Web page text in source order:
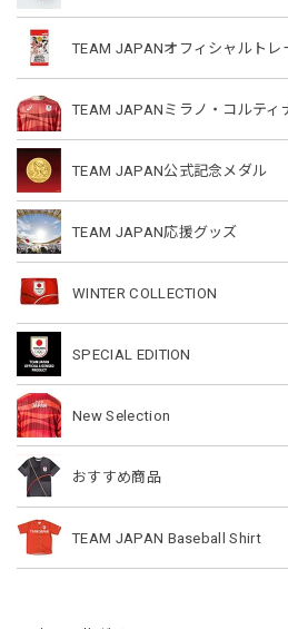
TEAM JAPANオフィシャルトレ
TEAM JAPANミラノ・コルティ
TEAM JAPAN公式記念メダル
TEAM JAPAN応援グッズ
WINTER COLLECTION
SPECIAL EDITION
New Selection
おすすめ商品
TEAM JAPAN Baseball Shirt